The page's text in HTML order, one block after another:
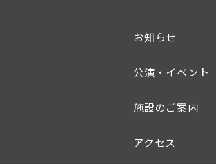
お知らせ
公演・イベント
施設のご案内
アクセス